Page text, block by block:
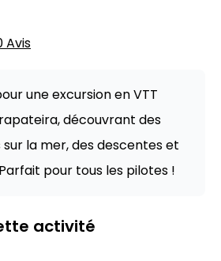
Avis
une excursion en VTT
découvrant des
sur la mer, des descentes et
pour tous les pilotes !
activité